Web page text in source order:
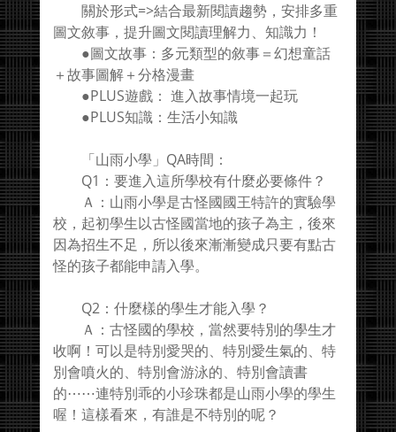
關於形式=>結合最新閱讀趨勢，安排多重
圖文敘事，提升圖文閱讀理解力、知識力！
●圖文故事：多元類型的敘事＝幻想童話
＋故事圖解＋分格漫畫
●PLUS遊戲： 進入故事情境一起玩
●PLUS知識：生活小知識
「山雨小學」QA時間：
Q1：要進入這所學校有什麼必要條件？
Ａ：山雨小學是古怪國國王特許的實驗學
校，起初學生以古怪國當地的孩子為主，後來
因為招生不足，所以後來漸漸變成只要有點古
怪的孩子都能申請入學。
Q2：什麼樣的學生才能入學？
Ａ：古怪國的學校，當然要特別的學生才
收啊！可以是特別愛哭的、特別愛生氣的、特
別會噴火的、特別會游泳的、特別會讀書
的⋯⋯連特別乖的小珍珠都是山雨小學的學生
喔！這樣看來，有誰是不特別的呢？